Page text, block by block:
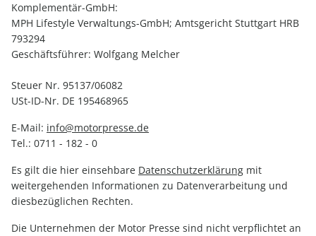
Komplementär-GmbH:
MPH Lifestyle Verwaltungs-GmbH; Amtsgericht Stuttgart HRB
793294
Geschäftsführer: Wolfgang Melcher
Steuer Nr. 95137/06082
USt-ID-Nr. DE 195468965
E-Mail: info@motorpresse.de
Tel.: 0711 - 182 - 0
Es gilt die hier einsehbare Datenschutzerklärung mit
weitergehenden Informationen zu Datenverarbeitung und
diesbezüglichen Rechten.
Die Unternehmen der Motor Presse sind nicht verpflichtet an